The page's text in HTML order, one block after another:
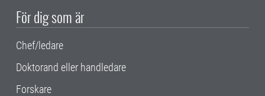
För dig som är
Chef/ledare
Doktorand eller handledare
Forskare